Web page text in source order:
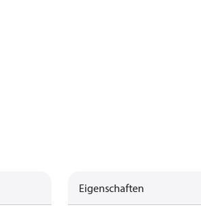
Eigenschaften